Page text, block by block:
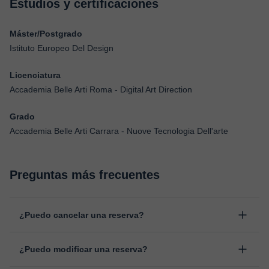
Estudios y certificaciones
Máster/Postgrado
Istituto Europeo Del Design
Licenciatura
Accademia Belle Arti Roma - Digital Art Direction
Grado
Accademia Belle Arti Carrara - Nuove Tecnologia Dell'arte
Preguntas más frecuentes
¿Puedo cancelar una reserva?
antes de la clase, indicando el motivo de cancelación.
¿Puedo modificar una reserva?